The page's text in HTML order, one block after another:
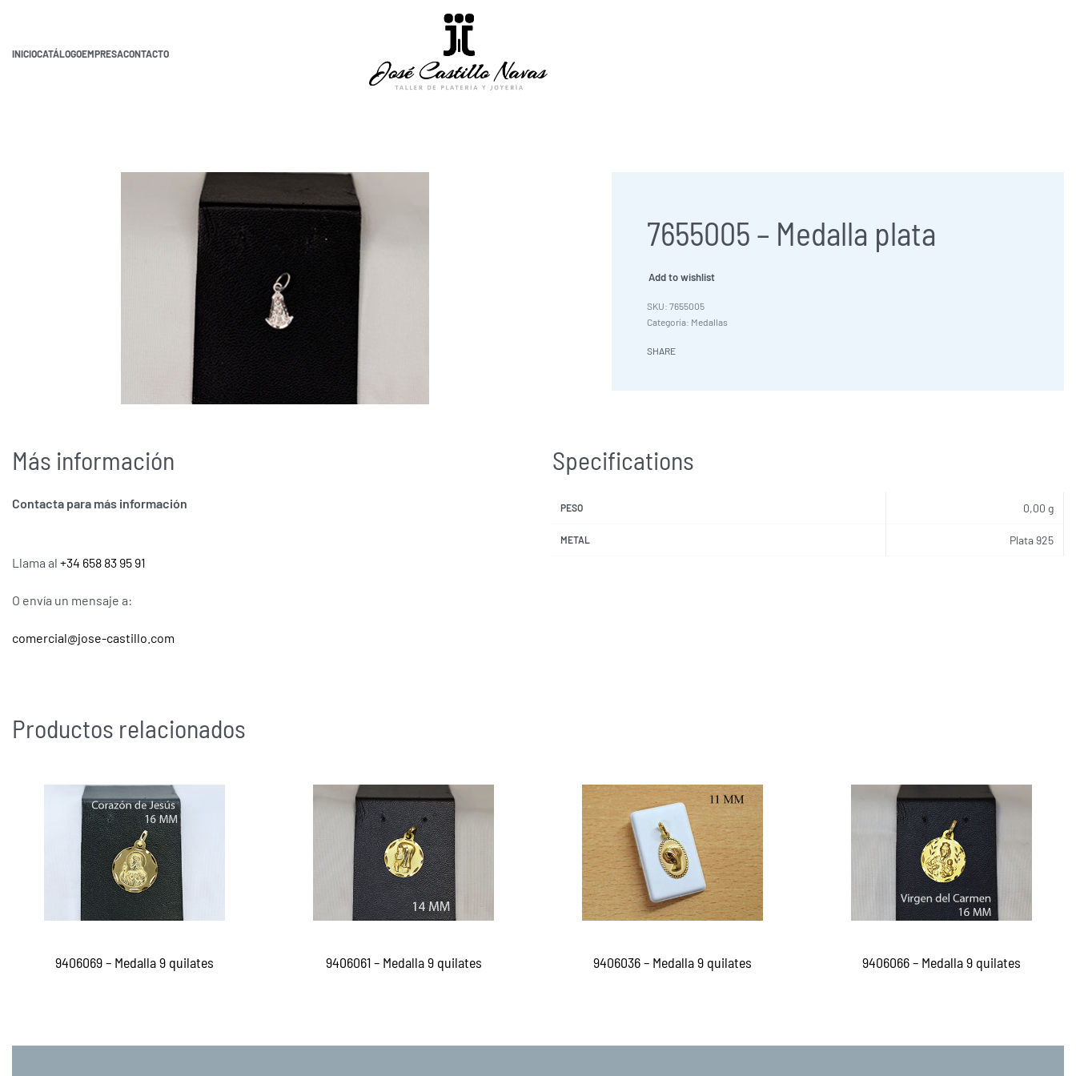
INICIOCATÁLOGOEMPRESACONTACTO
7655005 – Medalla plata
Add to wishlist
7655005
Categoría: Medallas
SHARE
Más información
Contacta para más información
Llama al +34 658 83 95 91
O envía un mensaje a:
comercial@jose-castillo.com
Specifications
PESO 0,00 g
METAL Plata 925
Productos relacionados
9406069 – Medalla 9 quilates 9406061 – Medalla 9 quilates 9406036 – Medalla 9 quilates 9406066 – Medalla 9 quilates